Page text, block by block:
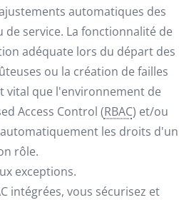
automatiques des
service. La fonctionnalité de
adéquate lors du départ des
ou la création de failles
vital que l'environnement de
Access Control (RBAC) et/ou
les droits d'un
rôle.
exceptions.
intégrées, vous sécurisez et